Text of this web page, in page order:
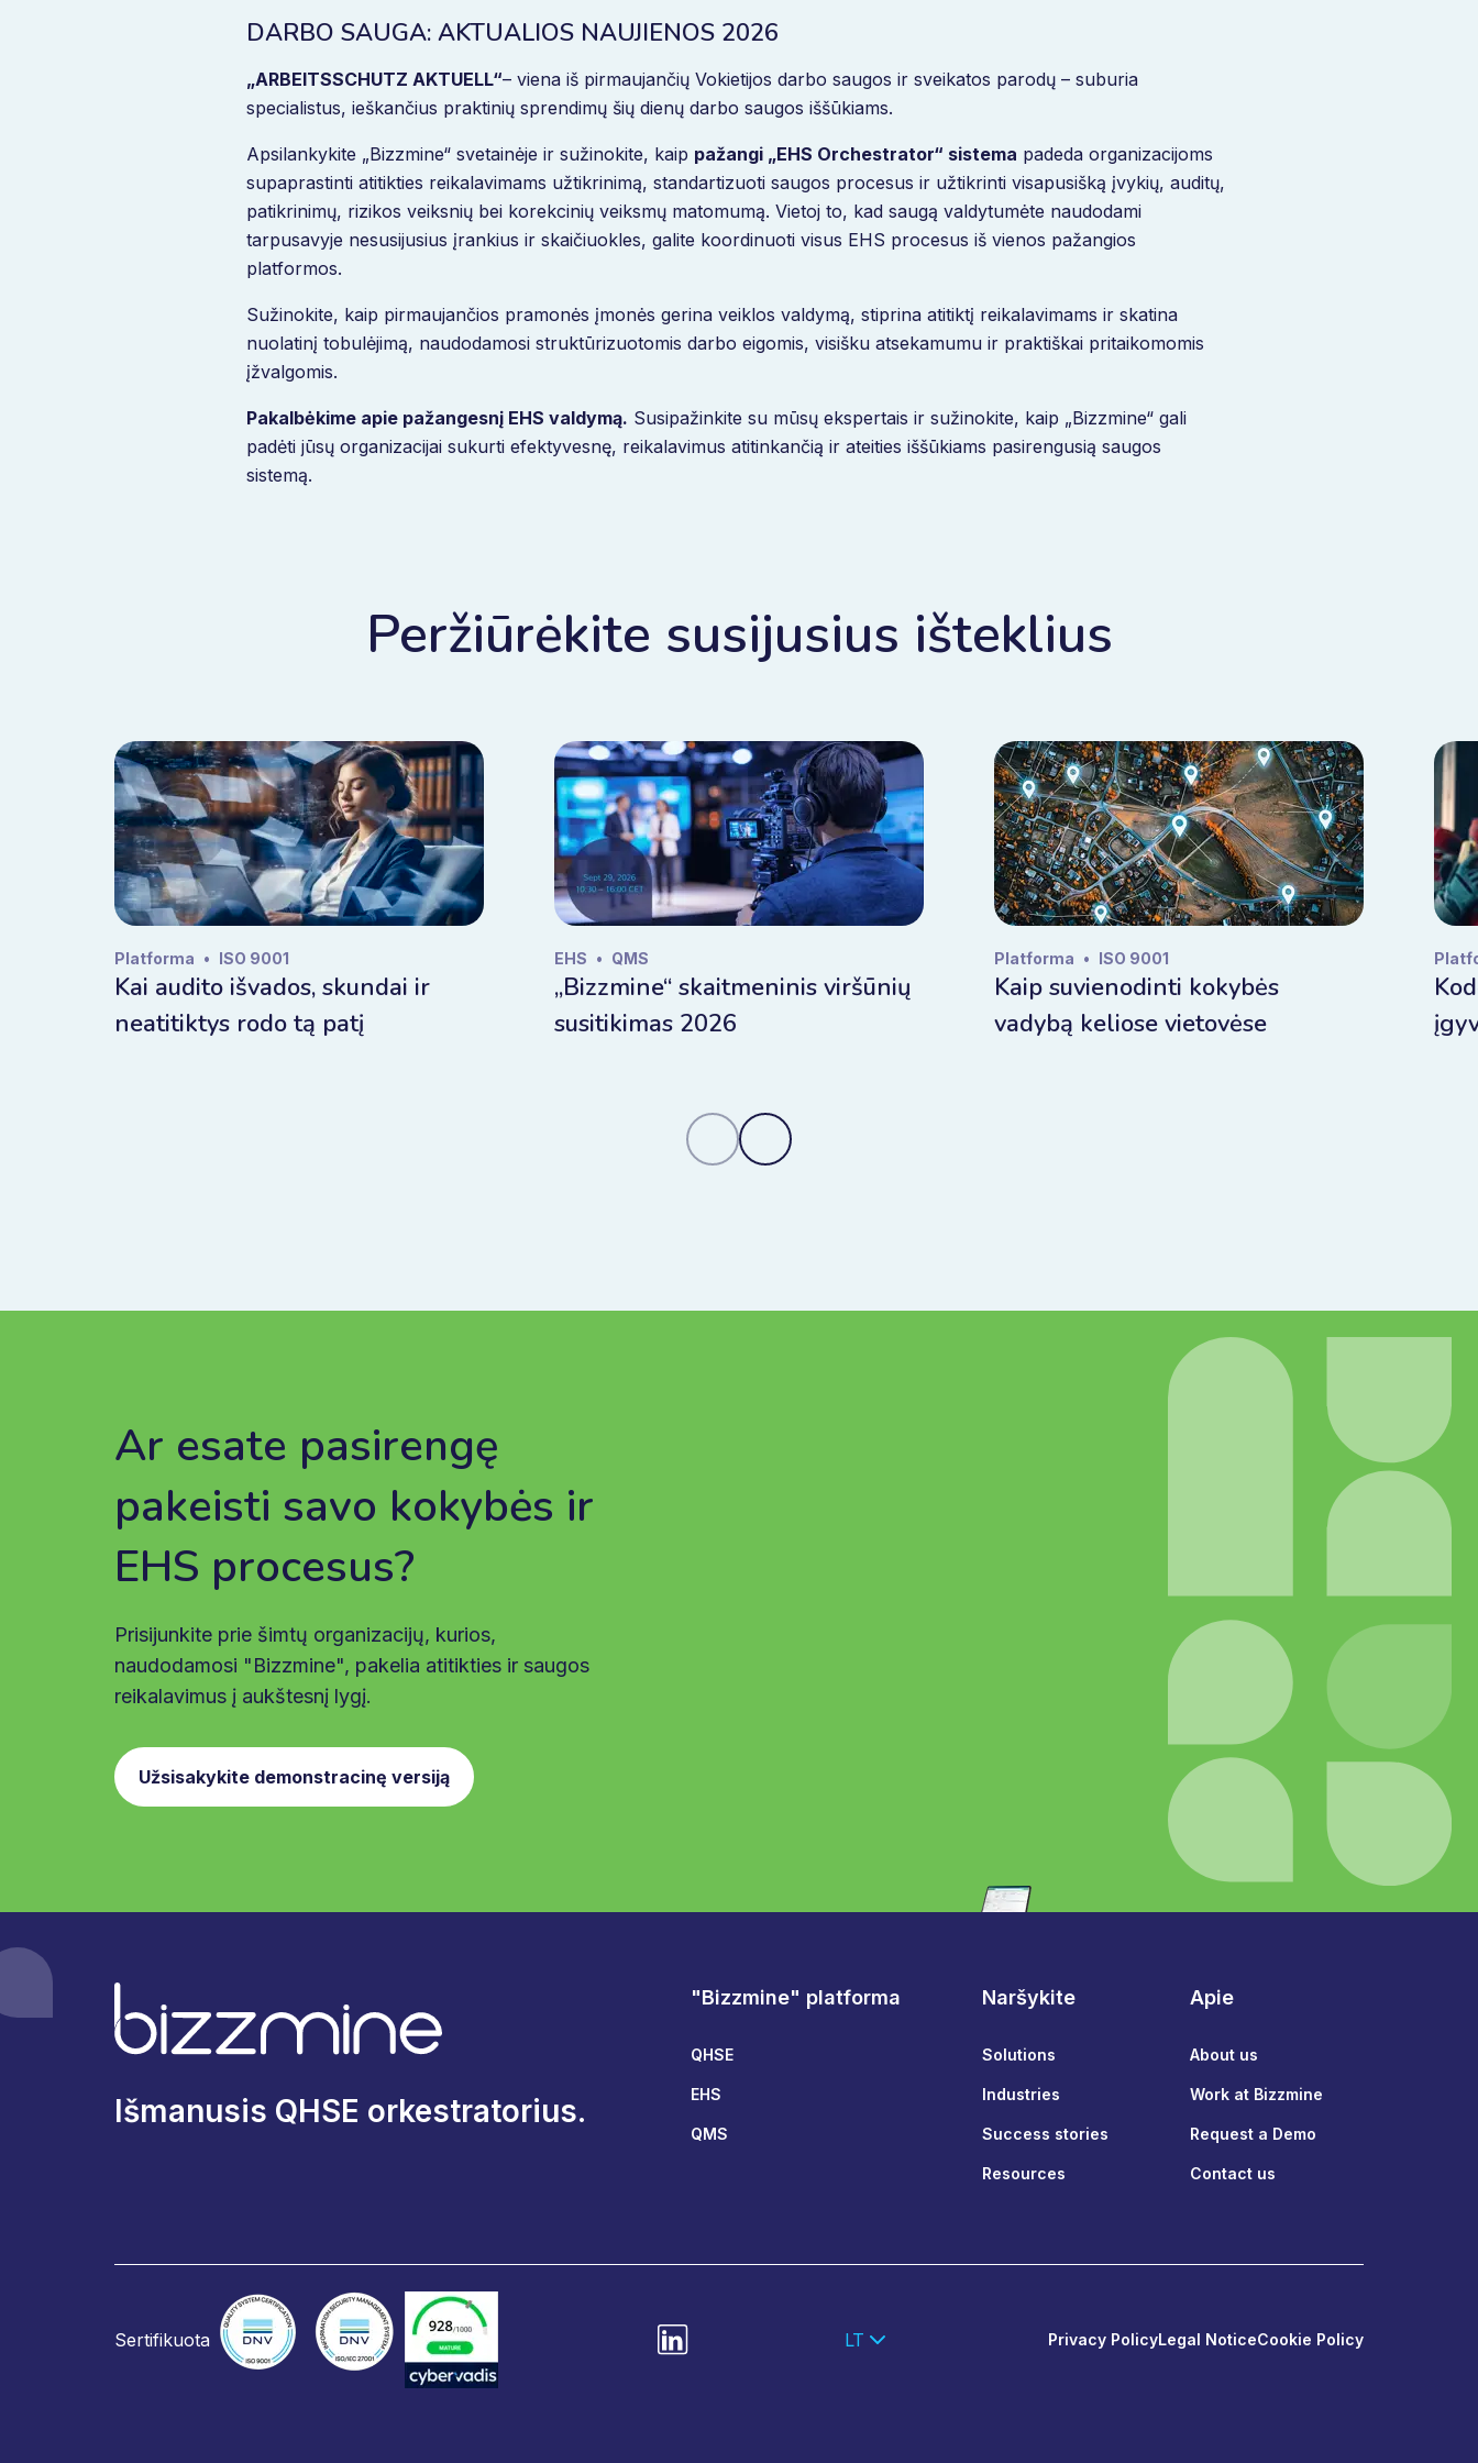
DARBO SAUGA: AKTUALIOS NAUJIENOS 2026
„ARBEITSSCHUTZ AKTUELL“– viena iš pirmaujančių Vokietijos darbo saugos ir sveikatos parodų – suburia
specialistus, ieškančius praktinių sprendimų šių dienų darbo saugos iššūkiams.
Apsilankykite „Bizzmine“ svetainėje ir sužinokite, kaip pažangi „EHS Orchestrator“ sistema padeda organizacijoms
supaprastinti atitikties reikalavimams užtikrinimą, standartizuoti saugos procesus ir užtikrinti visapusišką įvykių, auditų,
patikrinimų, rizikos veiksnių bei korekcinių veiksmų matomumą. Vietoj to, kad saugą valdytumėte naudodami
tarpusavyje nesusijusius įrankius ir skaičiuokles, galite koordinuoti visus EHS procesus iš vienos pažangios
platformos.
Sužinokite, kaip pirmaujančios pramonės įmonės gerina veiklos valdymą, stiprina atitiktį reikalavimams ir skatina
nuolatinį tobulėjimą, naudodamosi struktūrizuotomis darbo eigomis, visišku atsekamumu ir praktiškai pritaikomomis
įžvalgomis.
Pakalbėkime apie pažangesnį EHS valdymą. Susipažinkite su mūsų ekspertais ir sužinokite, kaip „Bizzmine“ gali
padėti jūsų organizacijai sukurti efektyvesnę, reikalavimus atitinkančią ir ateities iššūkiams pasirengusią saugos
sistemą.
Peržiūrėkite susijusius išteklius
Platforma • ISO 9001
Kai audito išvados, skundai ir
neatitiktys rodo tą patį
EHS • QMS
„Bizzmine“ skaitmeninis viršūnių
susitikimas 2026
Platforma • ISO 9001
Kaip suvienodinti kokybės
vadybą keliose vietovėse
Ar esate pasirengę
pakeisti savo kokybės ir
EHS procesus?
Prisijunkite prie šimtų organizacijų, kurios,
naudodamosi "Bizzmine", pakelia atitikties ir saugos
reikalavimus į aukštesnį lygį.
Užsisakykite demonstracinę versiją
Išmanusis QHSE orkestratorius.
"Bizzmine" platforma
QHSE
EHS
QMS
Naršykite
Solutions
Industries
Success stories
Resources
Apie
About us
Work at Bizzmine
Request a Demo
Contact us
Sertifikuota LT Privacy PolicyLegal NoticeCookie Policy